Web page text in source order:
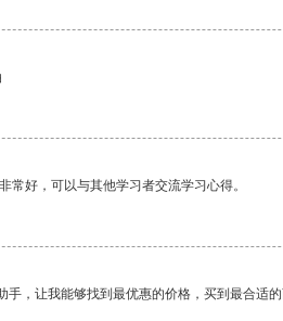
常好，可以与其他学习者交流学习心得。
，让我能够找到最优惠的价格，买到最合适的